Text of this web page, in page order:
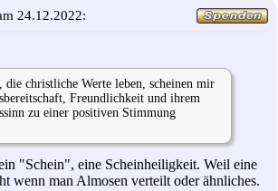
24.12.2022:
die christliche Werte leben, scheinen mir
Freundlichkeit und ihrem
zu einer positiven Stimmung
"Schein", eine Scheinheiligkeit. Weil eine
wenn man Almosen verteilt oder ähnliches.